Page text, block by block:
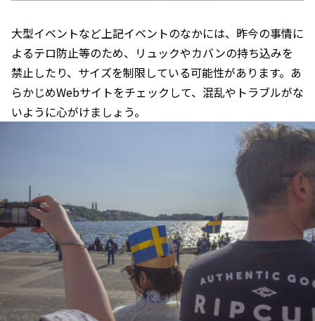
大型イベントなど上記イベントのなかには、昨今の事情に
よるテロ防止等のため、リュックやカバンの持ち込みを
禁止したり、サイズを制限している可能性があります。あ
らかじめWebサイトをチェックして、混乱やトラブルがな
いように心がけましょう。